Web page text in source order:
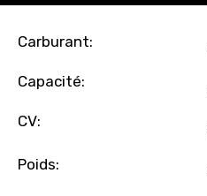
Carburant:
Capacité:
CV:
Poids: